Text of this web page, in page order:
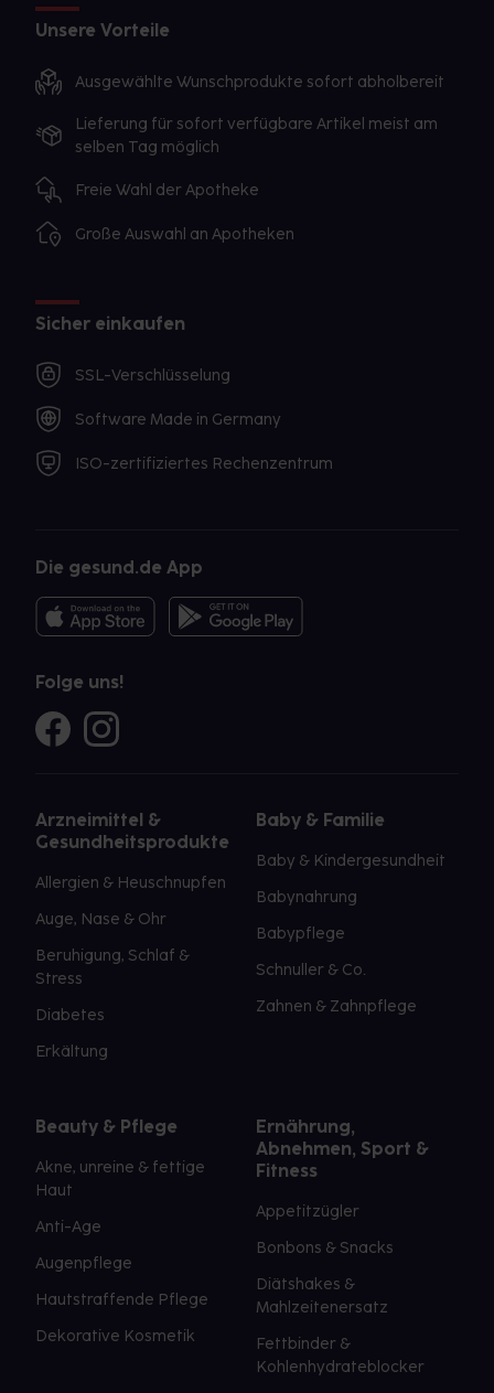
Unsere Vorteile
Ausgewählte Wunschprodukte sofort abholbereit
Lieferung für sofort verfügbare Artikel meist am
selben Tag möglich
Freie Wahl der Apotheke
Große Auswahl an Apotheken
Sicher einkaufen
SSL-Verschlüsselung
Software Made in Germany
ISO-zertifiziertes Rechenzentrum
Die gesund.de App
Folge uns!
Arzneimittel &
Gesundheitsprodukte
Allergien & Heuschnupfen
Auge, Nase & Ohr
Beruhigung, Schlaf &
Stress
Diabetes
Erkältung
Baby & Familie
Baby & Kindergesundheit
Babynahrung
Babypflege
Schnuller & Co.
Zahnen & Zahnpflege
Beauty & Pflege
Akne, unreine & fettige
Haut
Anti-Age
Augenpflege
Hautstraffende Pflege
Dekorative Kosmetik
Ernährung,
Abnehmen, Sport &
Fitness
Appetitzügler
Bonbons & Snacks
Diätshakes &
Mahlzeitenersatz
Fettbinder &
Kohlenhydrateblocker